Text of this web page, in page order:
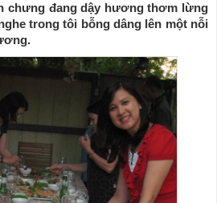
chưng đang dậy hương thơm lừng
trong tôi bỗng dâng lên một nỗi